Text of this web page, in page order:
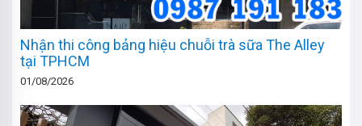
Nhận thi công bảng hiệu chuỗi trà sữa The Alley
tại TPHCM
01/08/2026